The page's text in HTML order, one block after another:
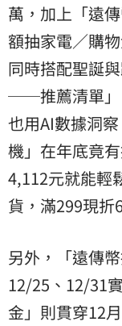
萬，加上「遠
額抽家電／購
同時搭配聖誕
──推薦清單」
也用AI數據洞
機」在年底竟
4,112元就能輕
貨，滿299現折
另外，「遠傳
12/25、12/31
金」則貫穿12